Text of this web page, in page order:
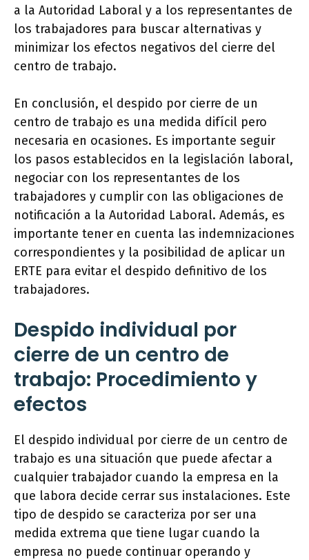
a la Autoridad Laboral y a los representantes de
los trabajadores para buscar alternativas y
minimizar los efectos negativos del cierre del
centro de trabajo.
En conclusión, el despido por cierre de un
centro de trabajo es una medida difícil pero
necesaria en ocasiones. Es importante seguir
los pasos establecidos en la legislación laboral,
negociar con los representantes de los
trabajadores y cumplir con las obligaciones de
notificación a la Autoridad Laboral. Además, es
importante tener en cuenta las indemnizaciones
correspondientes y la posibilidad de aplicar un
ERTE para evitar el despido definitivo de los
trabajadores.
Despido individual por
cierre de un centro de
trabajo: Procedimiento y
efectos
El despido individual por cierre de un centro de
trabajo es una situación que puede afectar a
cualquier trabajador cuando la empresa en la
que labora decide cerrar sus instalaciones. Este
tipo de despido se caracteriza por ser una
medida extrema que tiene lugar cuando la
empresa no puede continuar operando y